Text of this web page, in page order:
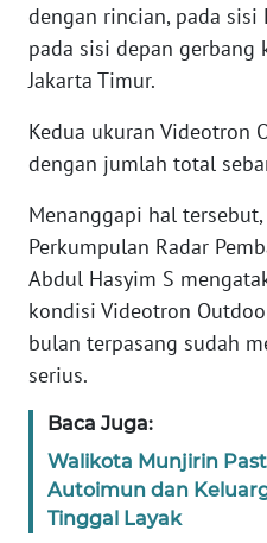
dengan rincian, pada sisi
pada sisi depan gerbang
Jakarta Timur.
Kedua ukuran Videotron
dengan jumlah total
Menanggapi hal
Perkumpulan Radar
Abdul Hasyim S
kondisi Videotron
bulan terpasang sudah
serius.
Baca Juga:
Walikota Munjirin
Autoimun dan
Tinggal Layak
WN
SERAMBI
JAMBI
SULTRA
WN
NTB
SULTENG
WN
SULBAR